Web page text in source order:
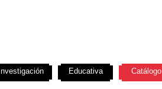
Investigación Educativa Catálogo